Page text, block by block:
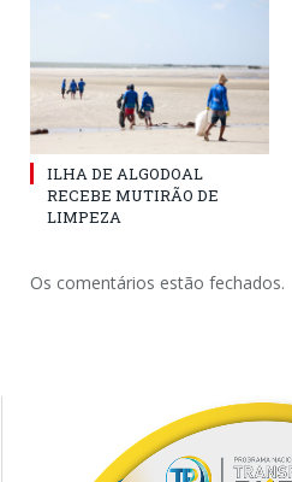
ILHA DE ALGODOAL
RECEBE MUTIRÃO DE
LIMPEZA
Os comentários estão fechados.